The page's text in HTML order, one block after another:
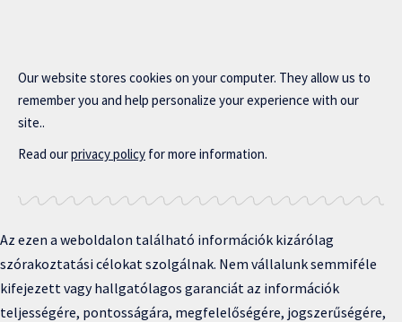
Our website stores cookies on your computer. They allow us to
remember you and help personalize your experience with our
site..
Read ourprivacy policy for more information.
Az ezen a weboldalon található információk kizárólag
szórakoztatási célokat szolgálnak. Nem vállalunk semmiféle
kifejezett vagy hallgatólagos garanciát az információk
teljességére, pontosságára, megfelelőségére, jogszerűségére,